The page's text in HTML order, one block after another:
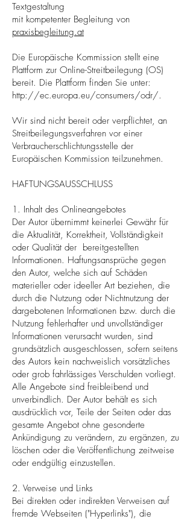
Textgestaltung
mit kompetenter Begleitung von
praxisbegleitung.at
Die Europäische Kommission stellt eine
Plattform zur Online-Streitbeilegung (OS)
bereit. Die Plattform finden Sie unter:
http://ec.europa.eu/consumers/odr/.
Wir sind nicht bereit oder verpflichtet, an
Streitbeilegungsverfahren vor einer
Verbraucherschlichtungsstelle der
Europäischen Kommission teilzunehmen.
HAFTUNGSAUSSCHLUSS
1. Inhalt des Onlineangebotes
Der Autor übernimmt keinerlei Gewähr für
die Aktualität, Korrektheit, Vollständigkeit
oder Qualität der bereitgestellten
Informationen. Haftungsansprüche gegen
den Autor, welche sich auf Schäden
materieller oder ideeller Art beziehen, die
durch die Nutzung oder Nichtnutzung der
dargebotenen Informationen bzw. durch die
Nutzung fehlerhafter und unvollständiger
Informationen verursacht wurden, sind
grundsätzlich ausgeschlossen, sofern seitens
des Autors kein nachweislich vorsätzliches
oder grob fahrlässiges Verschulden vorliegt.
Alle Angebote sind freibleibend und
unverbindlich. Der Autor behält es sich
ausdrücklich vor, Teile der Seiten oder das
gesamte Angebot ohne gesonderte
Ankündigung zu verändern, zu ergänzen, zu
löschen oder die Veröffentlichung zeitweise
oder endgültig einzustellen.
2. Verweise und Links
Bei direkten oder indirekten Verweisen auf
fremde Webseiten ("Hyperlinks"), die